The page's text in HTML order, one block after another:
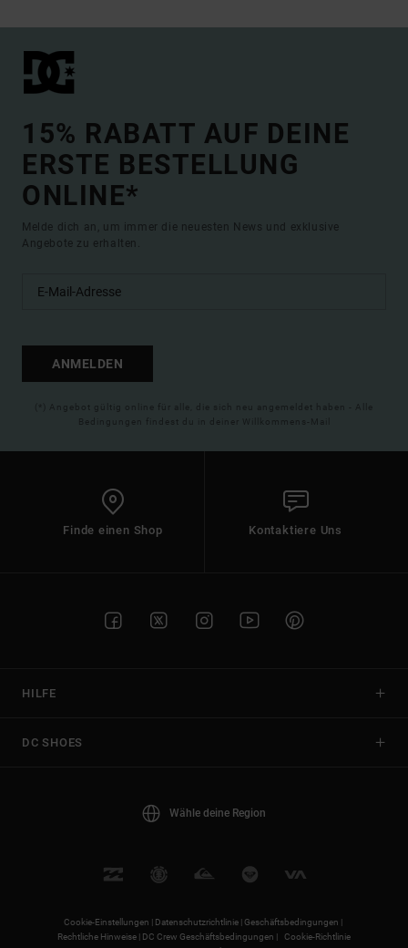
15% RABATT AUF DEINE
ERSTE BESTELLUNG
ONLINE*
Melde dich an, um immer die neuesten News und exklusive
Angebote zu erhalten.
ANMELDEN
(*) Angebot gültig online für alle, die sich neu angemeldet haben - Alle
Bedingungen findest du in deiner Willkommens-Mail
Finde einen Shop Kontaktiere Uns
HILFE
DC SHOES
Wähle deine Region
Cookie-Einstellungen | Datenschutzrichtlinie |Geschäftsbedingungen |
Rechtliche Hinweise | DC Crew Geschäftsbedingungen |
Cookie-Richtlinie